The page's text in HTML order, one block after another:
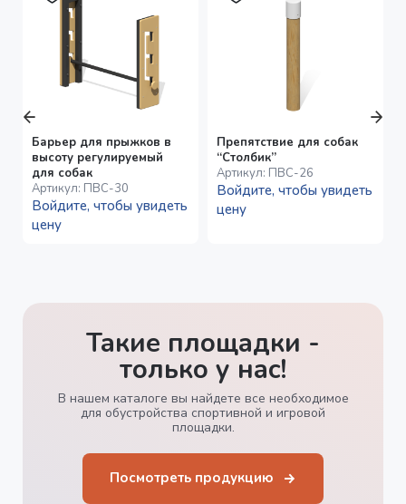
Барьер для прыжков в
высоту регулируемый
для собак
Артикул: ПВС-30
Войдите, чтобы увидеть
цену
Препятствие для собак
“Столбик”
Артикул: ПВС-26
Войдите, чтобы увидеть
цену
Такие площадки -
только у нас!
В нашем каталоге вы найдете все необходимое
для обустройства спортивной и игровой
площадки.
Посмотреть продукцию